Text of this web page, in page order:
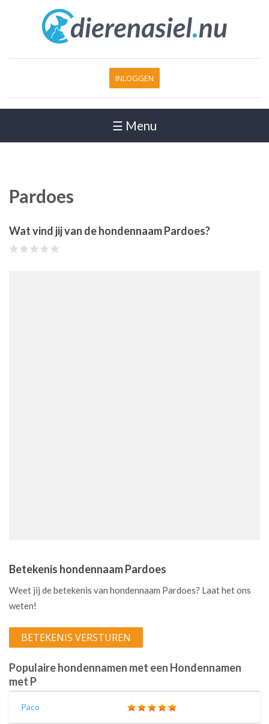
INLOGGEN
☰ Menu
Pardoes
Wat vind jij van de hondennaam Pardoes?
Betekenis hondennaam Pardoes
Weet jij de betekenis van hondennaam Pardoes? Laat het ons
weten!
BETEKENIS VERSTUREN
Populaire hondennamen met een Hondennamen
met P
Paco